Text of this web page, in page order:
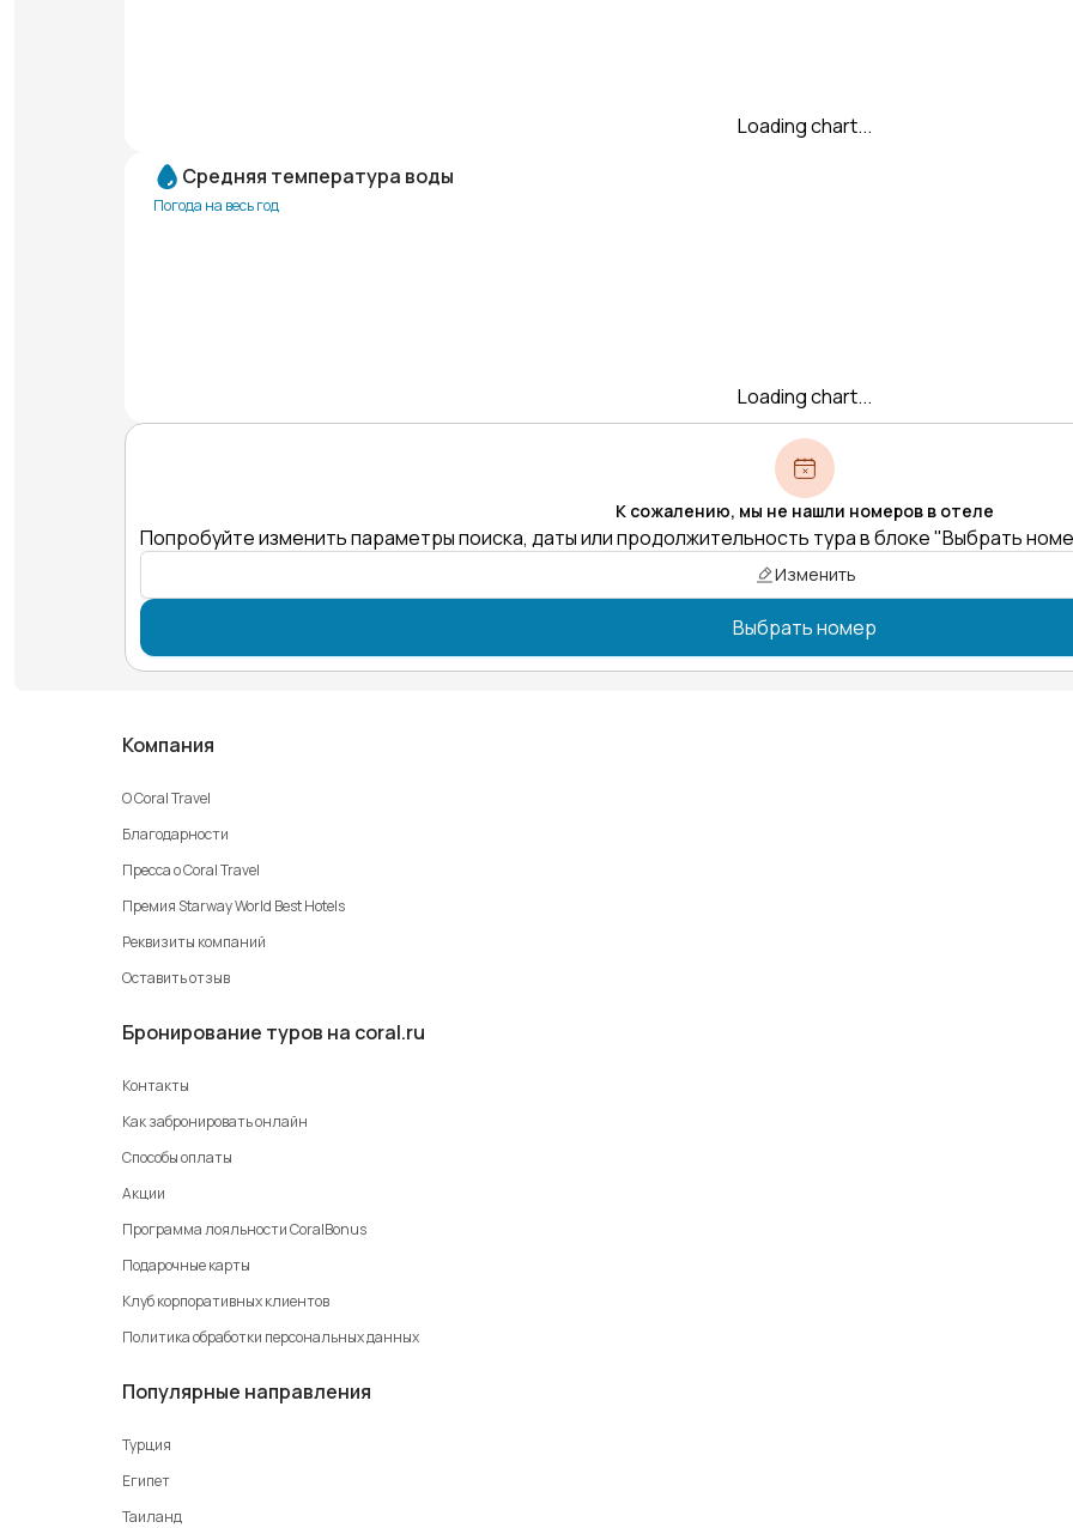
Loading chart...
Средняя температура воды
Погода на весь год
Loading chart...
К сожалению, мы не нашли номеров в отеле
Попробуйте изменить параметры поиска, даты или продолжительность тура в блоке "Выбрать
Изменить
Выбрать номер
Компания
О Coral Travel
Благодарности
Пресса о Coral Travel
Премия Starway World Best Hotels
Реквизиты компаний
Оставить отзыв
Бронирование туров на coral.ru
Контакты
Как забронировать онлайн
Способы оплаты
Акции
Программа лояльности CoralBonus
Подарочные карты
Клуб корпоративных клиентов
Политика обработки персональных данных
Популярные направления
Турция
Египет
Таиланд